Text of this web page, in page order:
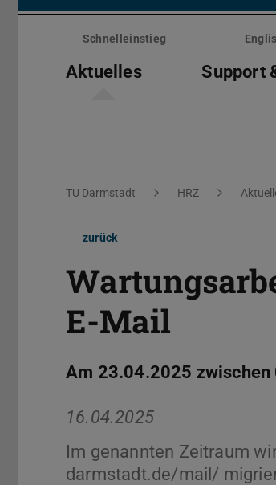
Menü
überspringenSchnelleinstieg
Aktuelles Support
Sie befinden sich hier:
TU Darmstadt HRZ
zurück
E-Mail
Am 23.04.2025 zwischen
16.04.2025
Im genannten Zeitraum
darmstadt.de/mail/